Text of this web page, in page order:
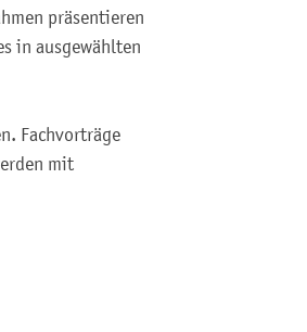
präsentieren
in ausgewählten
Fachvorträge
mit